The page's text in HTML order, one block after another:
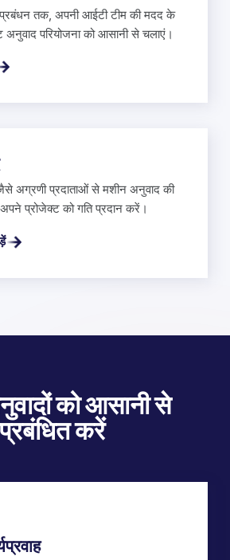
तक, अपनी आईटी टीम की मदद के
अनुवाद परियोजना को आसानी से चलाएं।
अग्रणी प्रदाताओं से मशीन अनुवाद की
प्रोजेक्ट को गति प्रदान करें।
को आसानी से
करें